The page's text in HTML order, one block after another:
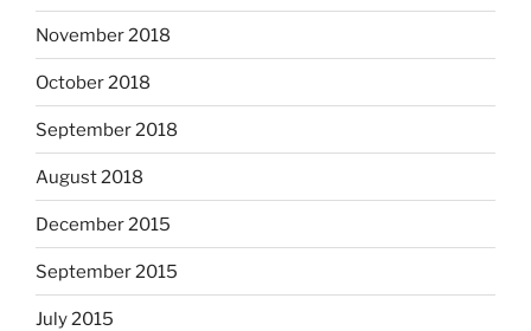
November 2018
October 2018
September 2018
August 2018
December 2015
September 2015
July 2015